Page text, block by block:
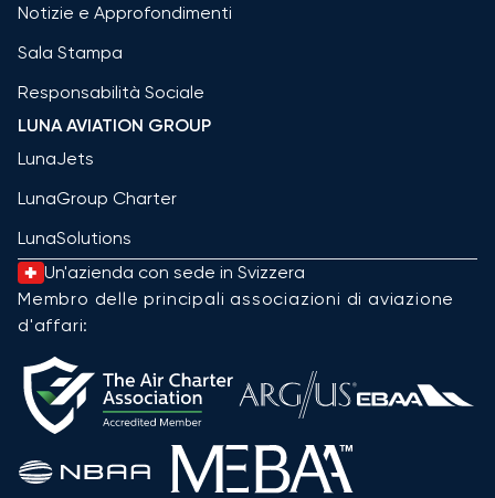
Notizie e Approfondimenti
Sala Stampa
Responsabilità Sociale
LUNA AVIATION GROUP
LunaJets
LunaGroup Charter
LunaSolutions
Un'azienda con sede in Svizzera
Membro delle principali associazioni di aviazione
d'affari: